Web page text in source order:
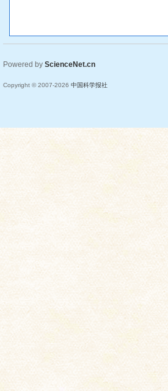
Powered by ScienceNet.cn
Copyright © 2007-2026 中国科学报社